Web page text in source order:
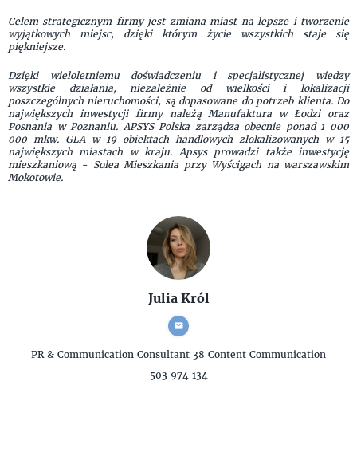
Celem strategicznym firmy jest zmiana miast na lepsze i tworzenie
wyjątkowych miejsc, dzięki którym życie wszystkich staje się
piękniejsze.
Dzięki wieloletniemu doświadczeniu i specjalistycznej wiedzy
wszystkie działania, niezależnie od wielkości i lokalizacji
poszczególnych nieruchomości, są dopasowane do potrzeb klienta. Do
największych inwestycji firmy należą Manufaktura w Łodzi oraz
Posnania w Poznaniu. APSYS Polska zarządza obecnie ponad 1 000
000 mkw. GLA w 19 obiektach handlowych zlokalizowanych w 15
największych miastach w kraju. Apsys prowadzi także inwestycję
mieszkaniową - Solea Mieszkania przy Wyścigach na warszawskim
Mokotowie.
Julia Król
PR & Communication Consultant 38 Content Communication
503 974 134